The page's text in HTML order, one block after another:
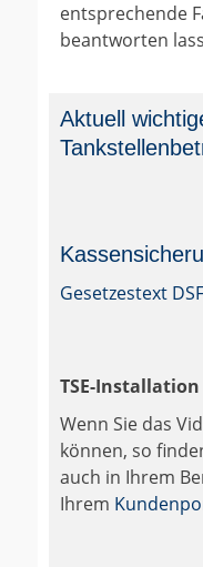
entsprechende
beantworten
Aktuell
Gesetzestext
TSE-
Wenn Sie das
können, so
auch in Ihrem
Ihrem